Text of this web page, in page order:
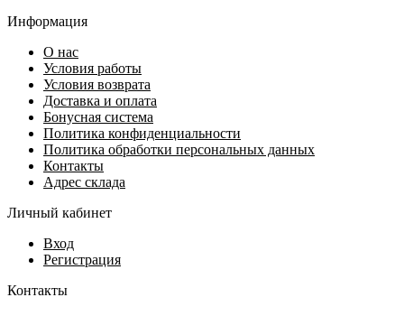
Информация
О нас
Условия работы
Условия возврата
Доставка и оплата
Бонусная система
Политика конфиденциальности
Политика обработки персональных данных
Контакты
Адрес склада
Личный кабинет
Вход
Регистрация
Контакты